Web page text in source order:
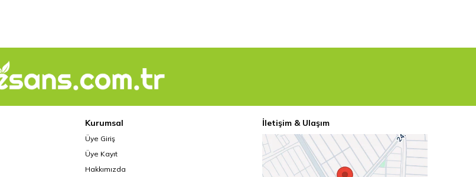
Kurumsal
Üye Giriş
Üye Kayıt
Hakkımızda
İletişim & Ulaşım